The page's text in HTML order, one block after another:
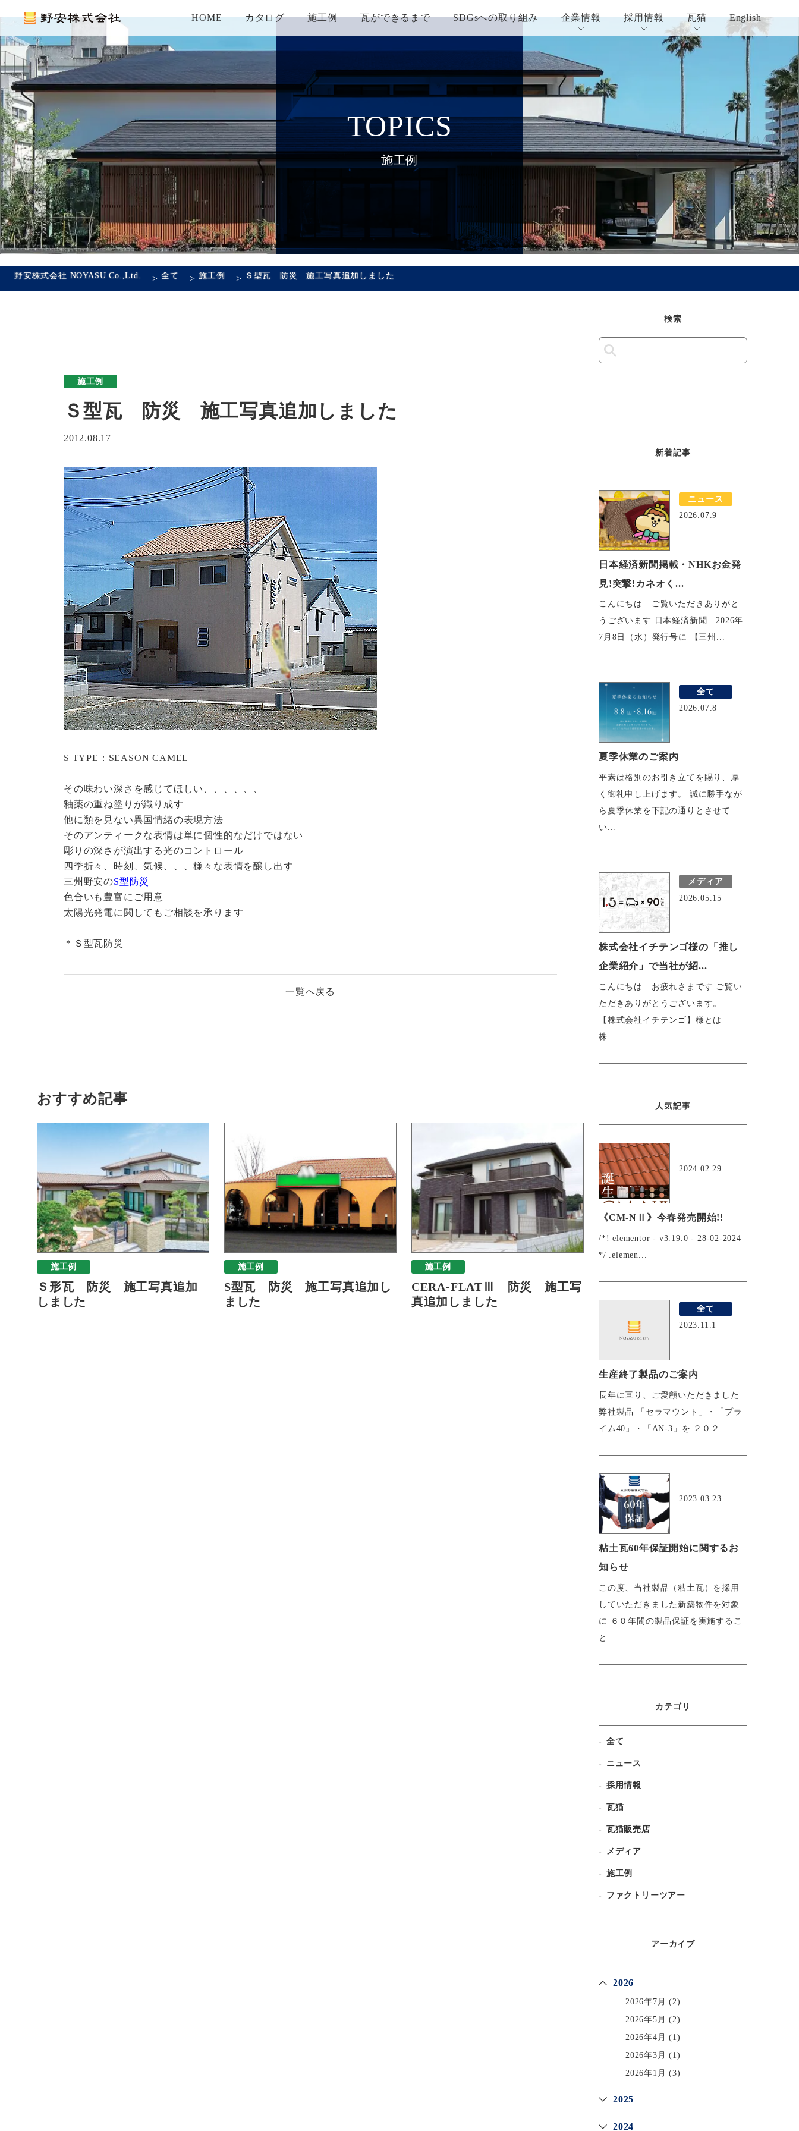
HOME カタログ 施工例 瓦ができるまで SDGsへの取り組み 企業情報 採用情報 瓦猫 English
TOPICS
施工例
野安株式会社 NOYASU Co.,Ltd. >全て >施工例 > Ｓ型瓦 防災 施工写真追加しました
施工例
Ｓ型瓦 防災 施工写真追加しました
2012.08.17
S TYPE：SEASON CAMEL
その味わい深さを感じてほしい、、、、、、
釉薬の重ね塗りが織り成す
他に類を見ない異国情緒の表現方法
そのアンティークな表情は単に個性的なだけではない
彫りの深さが演出する光のコントロール
四季折々、時刻、気候、、、様々な表情を醸し出す
三州野安のS型防災
色合いも豊富にご用意
太陽光発電に関してもご相談を承ります
＊Ｓ型瓦防災
一覧へ戻る
おすすめ記事
施工例
Ｓ形瓦 防災 施工写真追加
しました
施工例
S型瓦 防災 施工写真追加し
ました
施工例
CERA-FLATⅢ 防災 施工写
真追加しました
検索
新着記事
ニュース
2026.07.9
日本経済新聞掲載・NHKお金発
見!突撃!カネオく...
こんにちは ご覧いただきありがと
うございます 日本経済新聞 2026年
7月8日（水）発行号に 【三州...
全て
2026.07.8
夏季休業のご案内
平素は格別のお引き立てを賜り、厚
く御礼申し上げます。 誠に勝手なが
ら夏季休業を下記の通りとさせて
い...
メディア
2026.05.15
株式会社イチテンゴ様の「推し
企業紹介」で当社が紹...
こんにちは お疲れさまです ご覧い
ただきありがとうございます。
【株式会社イチテンゴ】様とは
株...
人気記事
2024.02.29
《CM-NⅡ》今春発売開始!!
/*! elementor - v3.19.0 - 28-02-2024
*/ .elemen...
全て
2023.11.1
生産終了製品のご案内
長年に亘り、ご愛顧いただきました
弊社製品 「セラマウント」・「プラ
イム40」・「AN-3」を ２０２...
2023.03.23
粘土瓦60年保証開始に関するお
知らせ
この度、当社製品（粘土瓦）を採用
していただきました新築物件を対象
に ６０年間の製品保証を実施するこ
と...
カテゴリ
全て
ニュース
採用情報
瓦猫
瓦猫販売店
メディア
施工例
ファクトリーツアー
アーカイブ
2026
2026年7月 (2)
2026年5月 (2)
2026年4月 (1)
2026年3月 (1)
2026年1月 (3)
2025
2024